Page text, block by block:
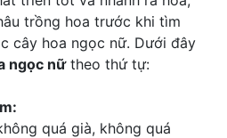
trồng hoa trước khi tìm
cây hoa ngọc nữ. Dưới đây
ngọc nữtheo thứ tự:
quá già, không quá